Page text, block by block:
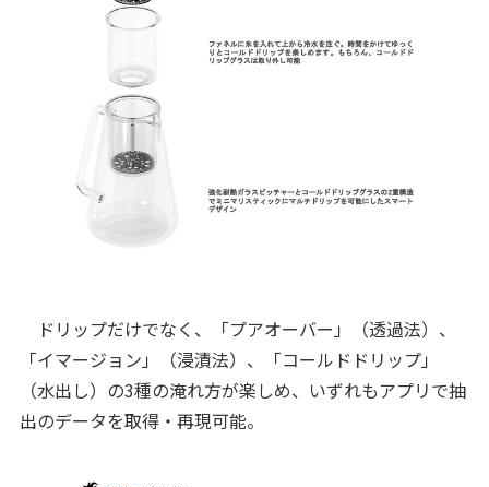
ドリップだけでなく、「プアオーバー」（透過法）、
「イマージョン」（浸漬法）、「コールドドリップ」
（水出し）の3種の淹れ方が楽しめ、いずれもアプリで抽
出のデータを取得・再現可能。